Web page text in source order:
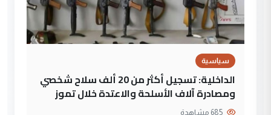
سياسية
الداخلية: تسجيل أكثر من 20 ألف سلاح شخصي
ومصادرة آلاف الأسلحة والاعتدة خلال تموز